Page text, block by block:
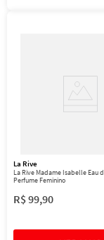
La Rive
La Rive Madame Isabelle Eau
Perfume Feminino
R$99,90